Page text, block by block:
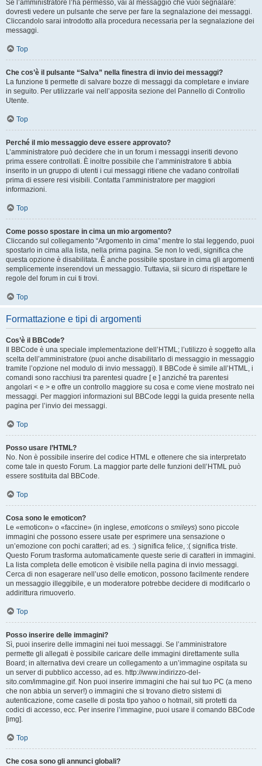
Se l’amministratore l’ha permesso, vai al messaggio che vuoi segnalare:
dovresti vedere un pulsante che serve per fare la segnalazione dei messaggi.
Cliccandolo sarai introdotto alla procedura necessaria per la segnalazione dei
messaggi.
Top
Che cos’è il pulsante “Salva” nella finestra di invio dei messaggi?
La funzione ti permette di salvare bozze di messaggi da completare e inviare
in seguito. Per utilizzarle vai nell’apposita sezione del Pannello di Controllo
Utente.
Top
Perché il mio messaggio deve essere approvato?
L’amministratore può decidere che in un forum i messaggi inseriti devono
prima essere controllati. È inoltre possibile che l’amministratore ti abbia
inserito in un gruppo di utenti i cui messaggi ritiene che vadano controllati
prima di essere resi visibili. Contatta l’amministratore per maggiori
informazioni.
Top
Come posso spostare in cima un mio argomento?
Cliccando sul collegamento “Argomento in cima” mentre lo stai leggendo, puoi
spostarlo in cima alla lista, nella prima pagina. Se non lo vedi, significa che
questa opzione è disabilitata. È anche possibile spostare in cima gli argomenti
semplicemente inserendovi un messaggio. Tuttavia, sii sicuro di rispettare le
regole del forum in cui ti trovi.
Top
Formattazione e tipi di argomenti
Cos’è il BBCode?
Il BBCode è una speciale implementazione dell’HTML; l’utilizzo è soggetto alla
scelta dell’amministratore (puoi anche disabilitarlo di messaggio in messaggio
tramite l’opzione nel modulo di invio messaggi). Il BBCode è simile all’HTML, i
comandi sono racchiusi tra parentesi quadre [ e ] anziché tra parentesi
angolari < e > e offre un controllo maggiore su cosa e come viene mostrato nei
messaggi. Per maggiori informazioni sul BBCode leggi la guida presente nella
pagina per l’invio dei messaggi.
Top
Posso usare l’HTML?
No. Non è possibile inserire del codice HTML e ottenere che sia interpretato
come tale in questo Forum. La maggior parte delle funzioni dell’HTML può
essere sostituita dal BBCode.
Top
Cosa sono le emoticon?
Le «emoticon» o «faccine» (in inglese, emoticons o smileys) sono piccole
immagini che possono essere usate per esprimere una sensazione o
un’emozione con pochi caratteri; ad es. :) significa felice, :( significa triste.
Questo Forum trasforma automaticamente queste serie di caratteri in immagini.
La lista completa delle emoticon è visibile nella pagina di invio messaggi.
Cerca di non esagerare nell’uso delle emoticon, possono facilmente rendere
un messaggio illeggibile, e un moderatore potrebbe decidere di modificarlo o
addirittura rimuoverlo.
Top
Posso inserire delle immagini?
Sì, puoi inserire delle immagini nei tuoi messaggi. Se l’amministratore
permette gli allegati è possibile caricare delle immagini direttamente sulla
Board; in alternativa devi creare un collegamento a un’immagine ospitata su
un server di pubblico accesso, ad es. http://www.indirizzo-del-
sito.com/immagine.gif. Non puoi inserire immagini che hai sul tuo PC (a meno
che non abbia un server!) o immagini che si trovano dietro sistemi di
autenticazione, come caselle di posta tipo yahoo o hotmail, siti protetti da
codici di accesso, ecc. Per inserire l’immagine, puoi usare il comando BBCode
[img].
Top
Che cosa sono gli annunci globali?